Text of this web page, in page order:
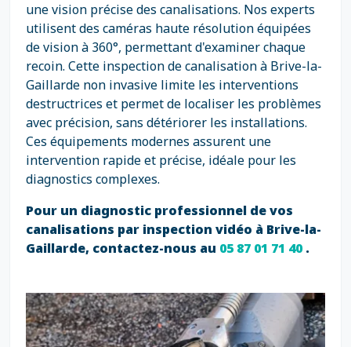
une vision précise des canalisations. Nos experts
utilisent des caméras haute résolution équipées
de vision à 360°, permettant d'examiner chaque
recoin. Cette inspection de canalisation à Brive-la-
Gaillarde non invasive limite les interventions
destructrices et permet de localiser les problèmes
avec précision, sans détériorer les installations.
Ces équipements modernes assurent une
intervention rapide et précise, idéale pour les
diagnostics complexes.
Pour un diagnostic professionnel de vos
canalisations par inspection vidéo à Brive-la-
Gaillarde, contactez-nous au 05 87 01 71 40.